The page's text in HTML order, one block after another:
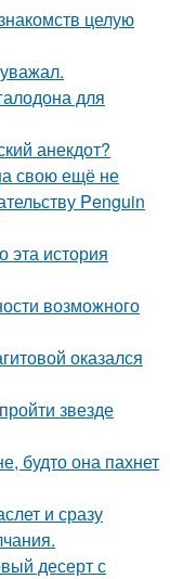
целую
для
анекдот?
свою ещё не
Penguin
эта история
возможного
оказался
звезде
будто она пахнет
и сразу
десерт с